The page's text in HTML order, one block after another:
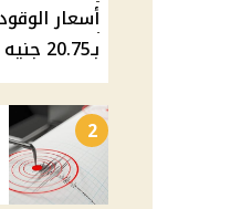
بـ20.75 جنيه والسولار بـ20.50 جنيه
2